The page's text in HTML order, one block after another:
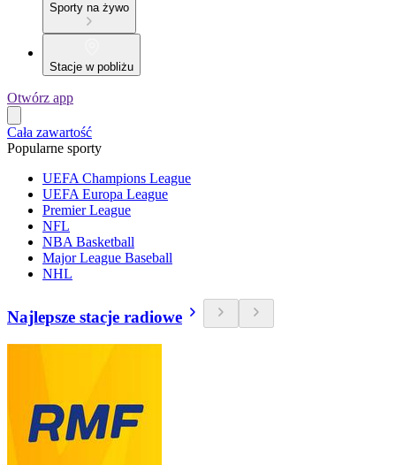
Sporty na żywo
Stacje w pobliżu
Otwórz app
Cała zawartość
Popularne sporty
UEFA Champions League
UEFA Europa League
Premier League
NFL
NBA Basketball
Major League Baseball
NHL
Najlepsze stacje radiowe